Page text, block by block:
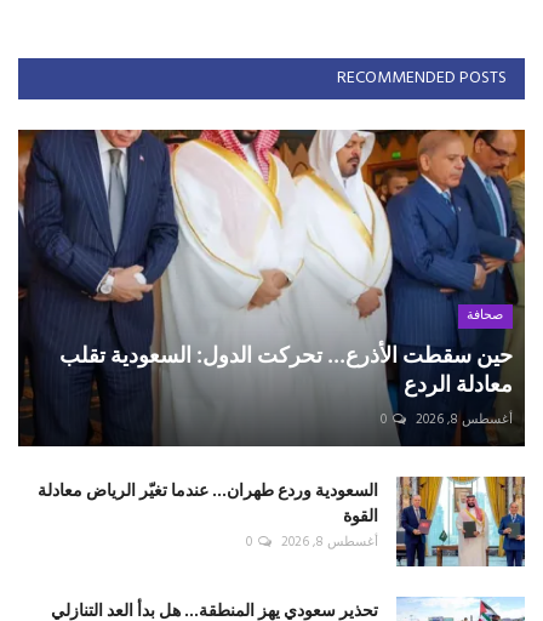
RECOMMENDED POSTS
صحافة
حين سقطت الأذرع... تحركت الدول: السعودية تقلب
معادلة الردع
أغسطس 8, 2026 0
السعودية وردع طهران... عندما تغيّر الرياض معادلة
القوة
أغسطس 8, 2026 0
تحذير سعودي يهز المنطقة... هل بدأ العد التنازلي